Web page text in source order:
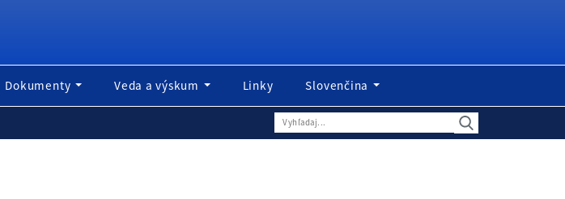
Dokumenty Veda a výskum Linky Slovenčina